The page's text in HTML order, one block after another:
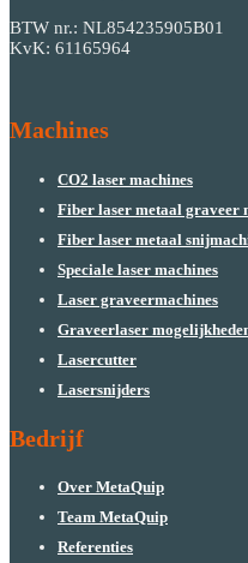
BTW nr.: NL854235905B01
KvK: 61165964
Machines
CO2 laser machines
Fiber laser metaal graveer
Fiber laser metaal
Speciale laser machines
Laser graveermachines
Graveerlaser
Lasercutter
Lasersnijders
Bedrijf
Over MetaQuip
Team MetaQuip
Referenties